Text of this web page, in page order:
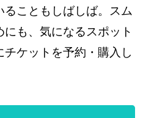
こともしばしば。スム
も、気になるスポット
ケットを予約・購入し